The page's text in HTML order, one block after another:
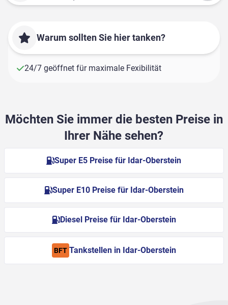
Warum sollten Sie hier tanken?
24/7 geöffnet für maximale Fexibilität
Möchten Sie immer die besten Preise in
Ihrer Nähe sehen?
Super E5 Preise für Idar-Oberstein
Super E10 Preise für Idar-Oberstein
Diesel Preise für Idar-Oberstein
BFT Tankstellen in Idar-Oberstein